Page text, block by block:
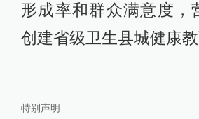
形成率和群众满意度，
创建省级卫生县城健康教
特别声明